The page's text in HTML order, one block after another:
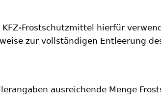
KFZ-Frostschutzmittel hierfür
zur vollständigen Entleerung
ausreichende Menge